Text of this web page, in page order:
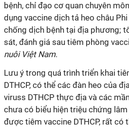
bệnh, chỉ đạo cơ quan chuyên
dụng vaccine dịch tả heo châu
chống dịch bệnh tại địa phương;
sát, đánh giá sau tiêm phòng
nuôi Việt Nam.
Lưu ý trong quá trình triển khai
DTHCP, có thể các đàn heo của
viruss DTHCP thực địa và các
chưa có biểu hiện triệu chứng lâm
được tiêm vaccine DTHCP, rất có